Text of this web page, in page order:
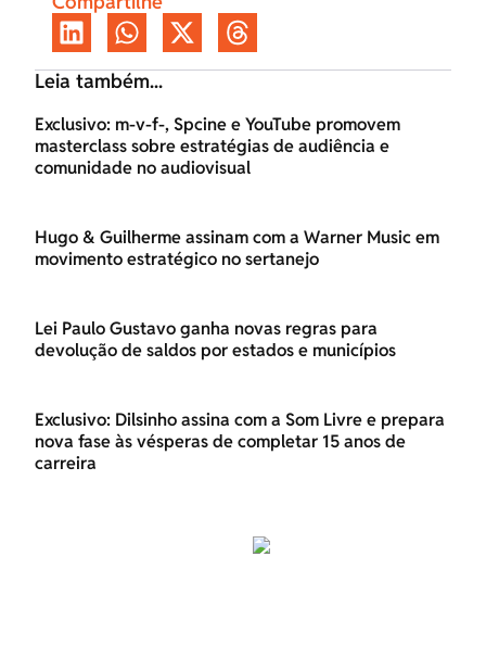
Leia também...
Exclusivo: m-v-f-, Spcine e YouTube promovem
masterclass sobre estratégias de audiência e
comunidade no audiovisual
Hugo & Guilherme assinam com a Warner Music em
movimento estratégico no sertanejo
Lei Paulo Gustavo ganha novas regras para
devolução de saldos por estados e municípios
Exclusivo: Dilsinho assina com a Som Livre e prepara
nova fase às vésperas de completar 15 anos de
carreira